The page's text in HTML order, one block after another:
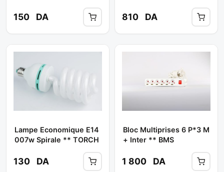
150 DA 810 DA
Lampe Economique E14
007w Spirale ** TORCH
130 DA
Bloc Multiprises 6 P*3 M
+ Inter ** BMS
1 800 DA